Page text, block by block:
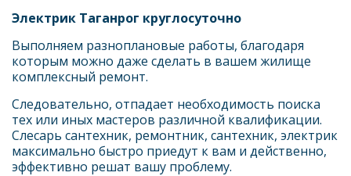
Электрик Таганрог круглосуточно
Выполняем разноплановые работы, благодаря
которым можно даже сделать в вашем жилище
комплексный ремонт.
Следовательно, отпадает необходимость поиска
тех или иных мастеров различной квалификации.
Слесарь сантехник, ремонтник, сантехник, электрик
максимально быстро приедут к вам и действенно,
эффективно решат вашу проблему.